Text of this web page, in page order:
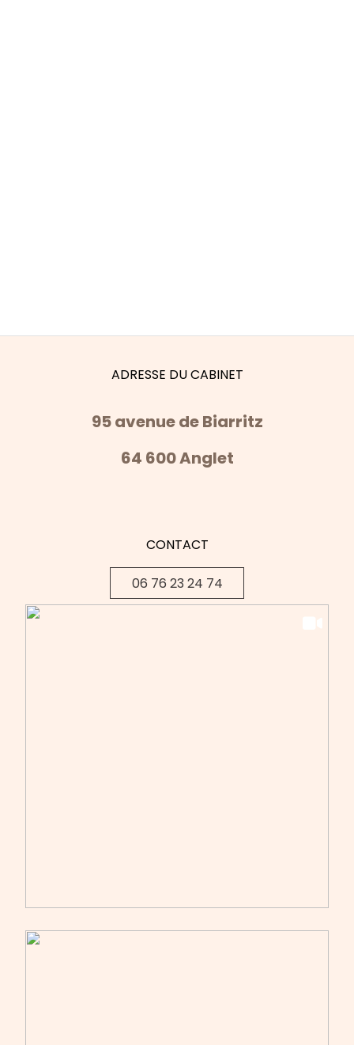
ADRESSE DU CABINET
95 avenue de Biarritz
64 600 Anglet
CONTACT
06 76 23 24 74